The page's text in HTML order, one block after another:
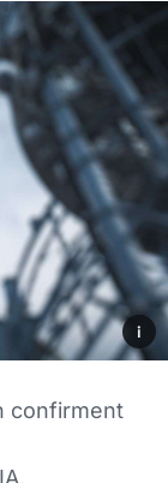
i
confirment